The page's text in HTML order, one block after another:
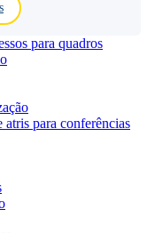
para quadros
atris para conferências